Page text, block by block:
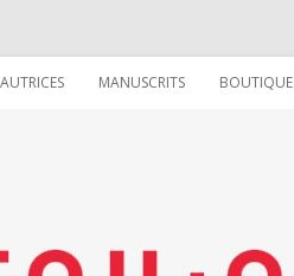
Aller au contenu
MANUSCRITS BOUTIQUE